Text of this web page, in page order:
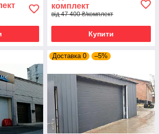
комплект
від 47 400 ₴/комплект
Купити
Доставка 0 –5%